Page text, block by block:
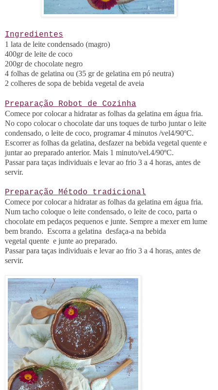
Ingredientes
1 lata de leite condensado (magro)
400gr de leite de coco
200gr de chocolate negro
4 folhas de gelatina ou (35 gr de gelatina em pó neutra)
2 colheres de sopa de bebida vegetal de aveia
Preparação Robot de Cozinha
Comece por colocar a hidratar as folhas da gelatina em água fria.
No copo colocar o chocolate dar uns toques de turbo juntar o leite
condensado, o leite de coco, programar 4 minutos /vel4/90ºC.
Escorrer as folhas da gelatina, desfazer na bebida vegetal quente e
juntar ao preparado anterior. Mais 1 minuto/vel.4/90ºC.
Passar para taças individuais e levar ao frio 3 a 4 horas, antes de
servir.
Preparação Método tradicional
Comece por colocar a hidrataras folhas da gelatina em água fria.
Num tacho coloque o leite condensado, o leite de coco, parta o
chocolate em pedaços pequenos e junte. Sempre a mexer em lume
bem brando. Escorra a gelatina desfaça-a na bebida
vegetal quente e junte ao preparado.
Passar para taças individuais e levar ao frio 3 a 4 horas, antes de
servir.